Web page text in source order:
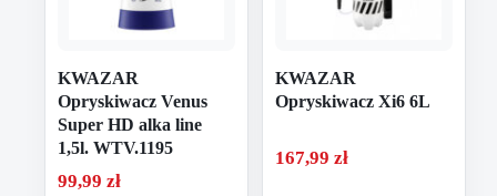
KWAZAR
Opryskiwacz Venus
Super HD alka line
1,5l. WTV.1195
99,99 zł
KWAZAR
Opryskiwacz Xi6 6L
167,99 zł